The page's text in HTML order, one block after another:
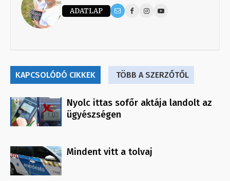
ADATLAP
KAPCSOLÓDÓ CIKKEK TÖBB A SZERZŐTŐL
Nyolc ittas sofőr aktája landolt az
ügyészségen
Mindent vitt a tolvaj